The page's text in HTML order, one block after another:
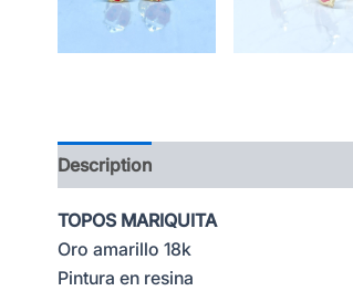
Description
TOPOS MARIQUITA
Oro amarillo 18k
Pintura en resina